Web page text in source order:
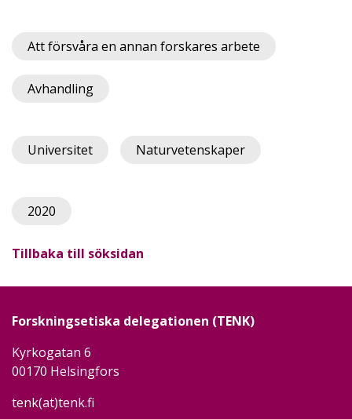
Att försvåra en annan forskares arbete
Avhandling
Universitet Naturvetenskaper
2020
Tillbaka till söksidan
Forskningsetiska delegationen (TENK)
Kyrkogatan 6
00170 Helsingfors
tenk(at)tenk.fi